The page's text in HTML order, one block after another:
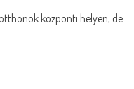
központi helyen, de